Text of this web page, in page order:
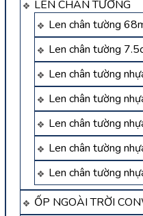
LEN CHÂN TƯỜNG
Len chân tường
Len chân tường
Len chân tường
Len chân tường
Len chân tường
Len chân tường
Len chân tường
ỐP NGOÀI TRỜI